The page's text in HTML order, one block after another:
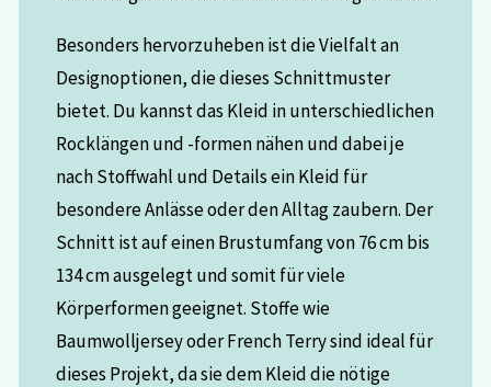
Besonders hervorzuheben ist die Vielfalt an
Designoptionen, die dieses Schnittmuster
bietet. Du kannst das Kleid in unterschiedlichen
Rocklängen und -formen nähen und dabei je
nach Stoffwahl und Details ein Kleid für
besondere Anlässe oder den Alltag zaubern. Der
Schnitt ist auf einen Brustumfang von 76 cm bis
134 cm ausgelegt und somit für viele
Körperformen geeignet. Stoffe wie
Baumwolljersey oder French Terry sind ideal für
dieses Projekt, da sie dem Kleid die nötige